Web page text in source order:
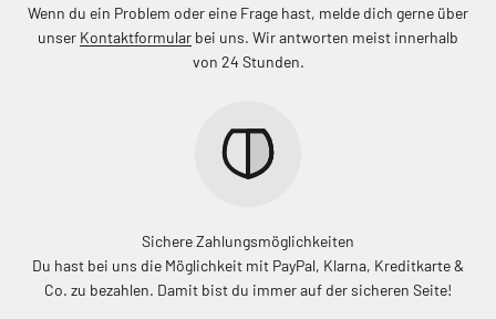
Wenn du ein Problem oder eine Frage hast, melde dich gerne über
unser Kontaktformular bei uns. Wir antworten meist innerhalb
von 24 Stunden.
Sichere Zahlungsmöglichkeiten
Du hast bei uns die Möglichkeit mit PayPal, Klarna, Kreditkarte &
Co. zu bezahlen. Damit bist du immer auf der sicheren Seite!